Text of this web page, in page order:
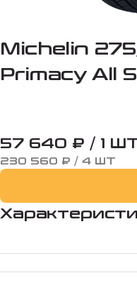
Michelin
Primacy All
57 640 ₽ / 1
230 560 ₽ / 4 ШТ